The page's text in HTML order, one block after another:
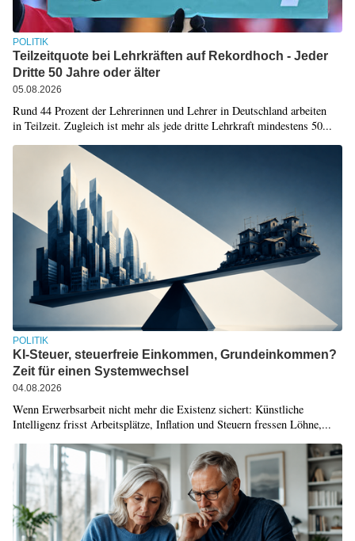
POLITIK
Teilzeitquote bei Lehrkräften auf Rekordhoch - Jeder
Dritte 50 Jahre oder älter
05.08.2026
Rund 44 Prozent der Lehrerinnen und Lehrer in Deutschland arbeiten
in Teilzeit. Zugleich ist mehr als jede dritte Lehrkraft mindestens 50...
POLITIK
KI-Steuer, steuerfreie Einkommen, Grundeinkommen?
Zeit für einen Systemwechsel
04.08.2026
Wenn Erwerbsarbeit nicht mehr die Existenz sichert: Künstliche
Intelligenz frisst Arbeitsplätze, Inflation und Steuern fressen Löhne,...